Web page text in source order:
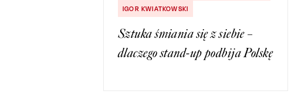
IGOR KWIATKOWSKI
Sztuka śmiania się z siebie –
dlaczego stand-up podbija Polskę